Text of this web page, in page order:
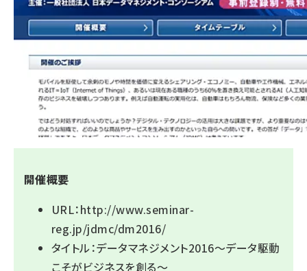
開催概要
URL：http://www.seminar-
reg.jp/jdmc/dm2016/
タイトル：データマネジメント2016～データ駆動
こそがビジネスを創る～